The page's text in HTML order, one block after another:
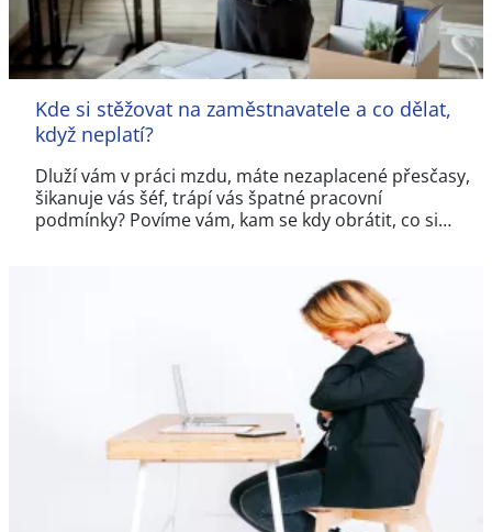
Kde si stěžovat na zaměstnavatele a co dělat,
když neplatí?
Dluží vám v práci mzdu, máte nezaplacené přesčasy,
šikanuje vás šéf, trápí vás špatné pracovní
podmínky? Povíme vám, kam se kdy obrátit, co si…